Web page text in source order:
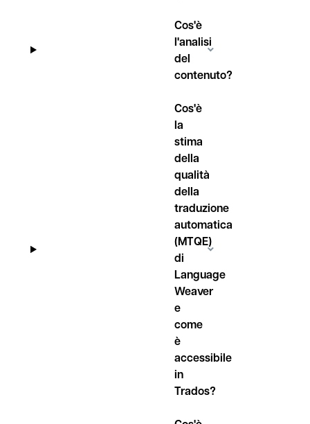
Cos'è
l'analisi
del
contenuto?
Cos'è
la
stima
della
qualità
della
traduzione
automatica
(MTQE)
di
Language
Weaver
e
come
è
accessibile
in
Trados?